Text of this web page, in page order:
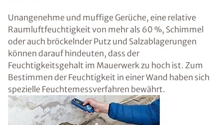
Insbesondere nach einem größeren
Wasserschaden ist es erforderlich, die
betroffenen Räume so schnell wie möglich
trockenzulegen, um der Entstehung von
Schimmel und weiteren Feuchtigkeitsschäden
vorzubeugen. In jedem Fall sollte jedoch
zunächst die konkrete Schadensursache
festgestellt und zeitnahe behoben werden.
Sobald die Feuchtigkeitsquelle gefunden ist,
können entsprechende Maßnahmen ergriffen
werden, um das Gebäude auf lange Sicht